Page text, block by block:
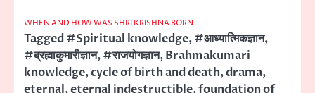
WHEN AND HOW WAS SHRI KRISHNA BORN
Tagged#Spiritual knowledge,#आध्यात्मिकज्ञान,
#ब्रह्माकुमारीज्ञान,#राजयोगज्ञान,Brahmakumari
knowledge,cycle of birth and death,drama,
eternal,eternal indestructible,foundation of